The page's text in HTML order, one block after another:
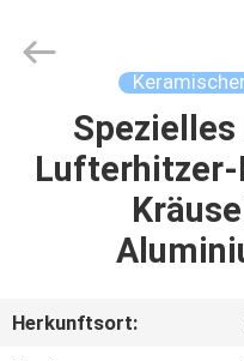
HEIM
PRODUKTE
UNS
Spezielles
Herkunftsort: